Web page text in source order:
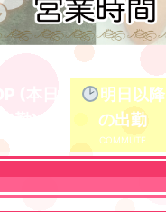
明日以降
の出勤